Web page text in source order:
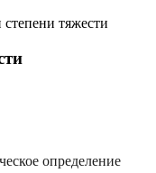
тяжести
определение